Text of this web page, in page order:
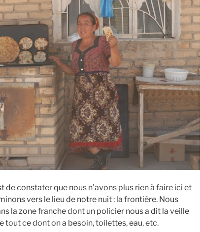
de constater que nous n’avons plus rien à faire ici et
vers le lieu de notre nuit : la frontière. Nous
la zone franche dont un policier nous a dit la veille
tout ce dont on a besoin, toilettes, eau, etc.